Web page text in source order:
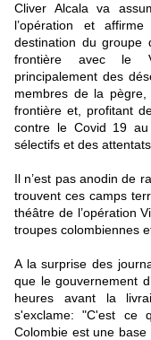
Cliver Alcala va
l’opération et
destination du groupe
frontière avec le
principalement des
membres de la pègre,
frontière et, profitant
contre le Covid 19 au
sélectifs et des attentats.
Il n’est pas anodin de
trouvent ces camps
théâtre de l’opération
troupes colombiennes
A la surprise des
que le gouvernement
heures avant la
s'exclame: "C'est ce
Colombie est une